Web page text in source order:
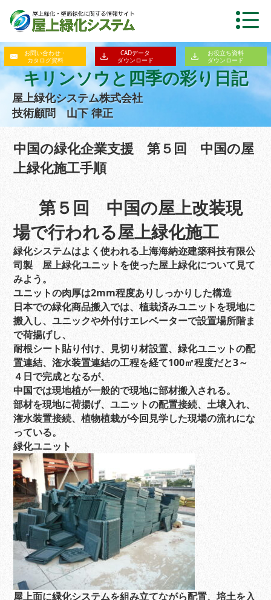
お問い合わせ・
カタログ資料
CADデータ
ダウンロード
お役立ち資料
ダウンロード
キリンソウと四季の彩り日記
屋上緑化システム株式会社
技術顧問 山下 律正
中国の緑化企業支援 第５回 中国の屋
上緑化施工手順
第５回 中国の屋上改装現
場で行われる屋上緑化施工
緑化システムはよく使われる上海海納迩建築科技有限公
司製 屋上緑化ユニットを使った屋上緑化について見て
みよう。
ユニットの肉厚は2mm程度ありしっかりした構造
日本での緑化商品搬入では、植栽済みユニットを現地に
搬入し、ユニックや外付けエレベーターで設置場所階ま
で荷揚げし、
耐根シート貼り付け、見切り材設置、緑化ユニットの配
置連結、潅水装置連結の工程を経て100㎡程度だと3～
４日で完成となるが、
中国では現地植が一般的で現地に部材搬入される。
部材を現地に荷揚げ、ユニットの配置接続、土壌入れ、
潅水装置接続、植物植栽が今回見学した現場の流れにな
っている。
緑化ユニット
屋上面に緑化システムを組み立てながら配置、培土を入